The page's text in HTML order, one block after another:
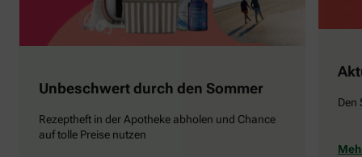
Unbeschwert durch den Sommer
Rezeptheft in der Apotheke abholen und Chance
auf tolle Preise nutzen
Den